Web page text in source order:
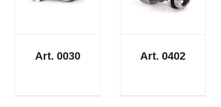
Art. 0030 Art. 0402